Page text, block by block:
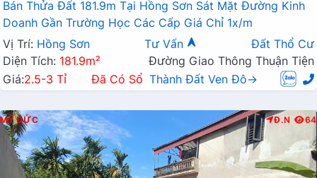
Bán Thửa Đất 181.9m Tại Hồng Sơn Sát Mặt Đường Kinh
Doanh Gần Trường Học Các Cấp Giá Chỉ 1x/m
Vị Trí: Hồng Sơn Tư Vấn
Đất Thổ Cư
Diện Tích: 181.9m²
Đường Giao Thông Thuận Tiện
Giá:2.5-3 Tỉ Đã Có Sổ Thành Đất Ven Đô→
MỸ ĐỨC Đ.N 64